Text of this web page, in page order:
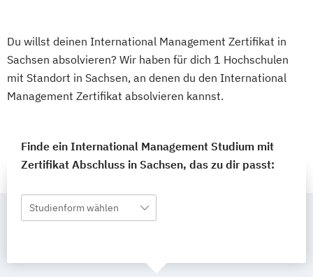
Du willst deinen International Management Zertifikat in
Sachsen absolvieren? Wir haben für dich 1 Hochschulen
mit Standort in Sachsen, an denen du den International
Management Zertifikat absolvieren kannst.
Finde ein International Management Studium mit
Zertifikat Abschluss in Sachsen, das zu dir passt:
Studienform wählen